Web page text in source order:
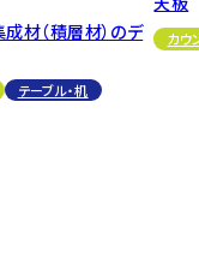
材（積層材）のデ
テーブル・机
カウ